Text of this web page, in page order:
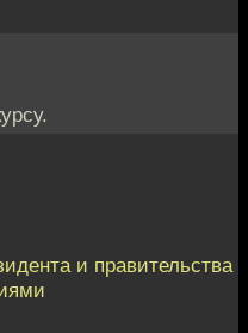
и правительства